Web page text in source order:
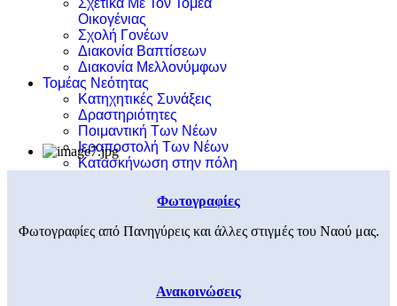
Σχετικά Με Τον Τομέα
Οικογένιας
Σχολή Γονέων
Διακονία Βαπτίσεων
Διακονία Μελλονύμφων
Τομέας Νεότητας
Κατηχητικές Συνάξεις
Δραστηριότητες
Ποιμαντική Των Νέων
Ιεραποστολή Των Νέων
Κατασκήνωση στην πόλη
Φωτογραφίες
Φωτογραφίες από Πανηγύρεις και άλλες στιγμές του Ναού μας.
Ανακοινώσεις